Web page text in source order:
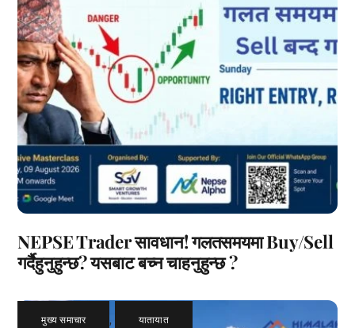
NEPSE Trader सावधान! गलतसमयमा Buy/Sell
गर्दैहुनुहुन्छ? यसबाट बच्न चाहनुहुन्छ ?
मुख्य समाचार , यातायात